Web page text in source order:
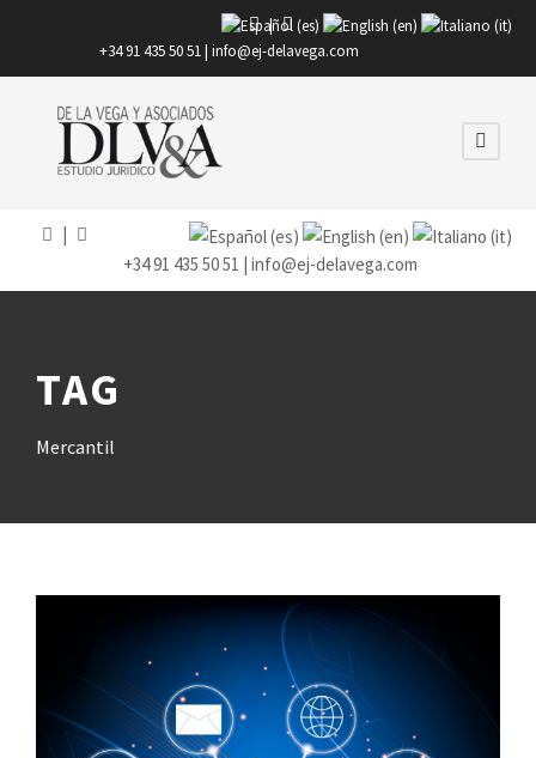
|
+34 91 435 50 51 | info@ej-delavega.com
+34 91 435 50 51 | info@ej-delavega.com
TAG
Mercantil